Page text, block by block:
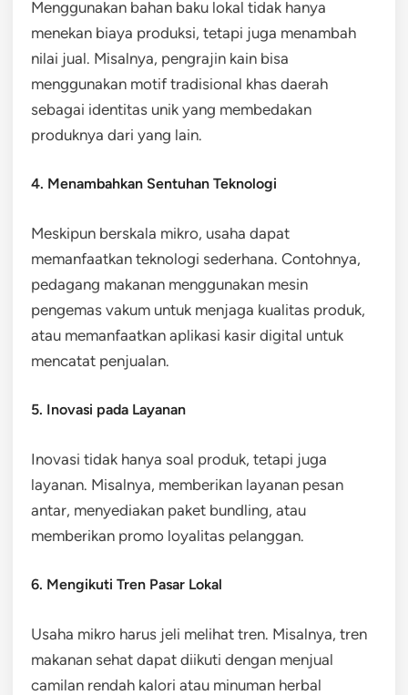
Menggunakan bahan baku lokal tidak hanya
menekan biaya produksi, tetapi juga menambah
nilai jual. Misalnya, pengrajin kain bisa
menggunakan motif tradisional khas daerah
sebagai identitas unik yang membedakan
produknya dari yang lain.
4. Menambahkan Sentuhan Teknologi
Meskipun berskala mikro, usaha dapat
memanfaatkan teknologi sederhana. Contohnya,
pedagang makanan menggunakan mesin
pengemas vakum untuk menjaga kualitas produk,
atau memanfaatkan aplikasi kasir digital untuk
mencatat penjualan.
5. Inovasi pada Layanan
Inovasi tidak hanya soal produk, tetapi juga
layanan. Misalnya, memberikan layanan pesan
antar, menyediakan paket bundling, atau
memberikan promo loyalitas pelanggan.
6. Mengikuti Tren Pasar Lokal
Usaha mikro harus jeli melihat tren. Misalnya, tren
makanan sehat dapat diikuti dengan menjual
camilan rendah kalori atau minuman herbal